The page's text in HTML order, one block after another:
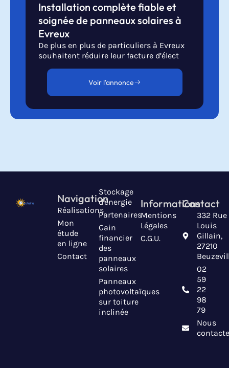
Installation complète fiable et
soignée de panneaux solaires à
Evreux
De plus en plus de particuliers à Evreux
souhaitent réduire leur facture d’élect
Voir l'annonce
Navigation
Réalisations
Mon
étude
en ligne
Contact
Stockage
d'énergie
Partenaires
Gain
financier
des
panneaux
solaires
Panneaux
photovoltaïques
sur toiture
inclinée
Informations
Mentions
Légales
C.G.U.
Contact
332 Rue
Louis
Gillain,
27210
02
59
22
98
79
Nous